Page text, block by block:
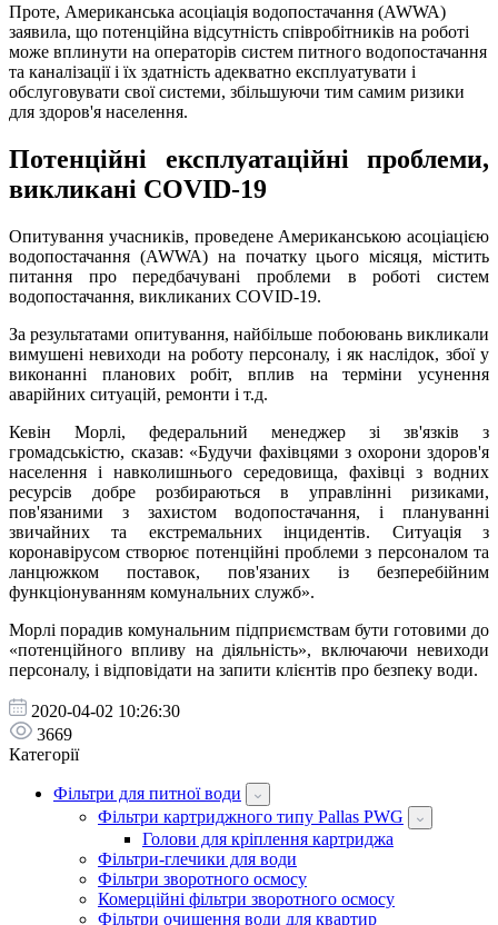
Проте, Американська асоціація водопостачання (AWWA)
заявила, що потенційна відсутність співробітників на роботі
може вплинути на операторів систем питного водопостачання
та каналізації і їх здатність адекватно експлуатувати і
обслуговувати свої системи, збільшуючи тим самим ризики
для здоров'я населення.
Потенційні експлуатаційні проблеми,
викликані COVID-19
Опитування учасників, проведене Американською асоціацією
водопостачання (AWWA) на початку цього місяця, містить
питання про передбачувані проблеми в роботі систем
водопостачання, викликаних COVID-19.
За результатами опитування, найбільше побоювань викликали
вимушені невиходи на роботу персоналу, і як наслідок, збої у
виконанні планових робіт, вплив на терміни усунення
аварійних ситуацій, ремонти і т.д.
Кевін Морлі, федеральний менеджер зі зв'язків з
громадськістю, сказав: «Будучи фахівцями з охорони здоров'я
населення і навколишнього середовища, фахівці з водних
ресурсів добре розбираються в управлінні ризиками,
пов'язаними з захистом водопостачання, і плануванні
звичайних та екстремальних інцидентів. Ситуація з
коронавірусом створює потенційні проблеми з персоналом та
ланцюжком поставок, пов'язаних із безперебійним
функціонуванням комунальних служб».
Морлі порадив комунальним підприємствам бути готовими до
«потенційного впливу на діяльність», включаючи невиходи
персоналу, і відповідати на запити клієнтів про безпеку води.
2020-04-02 10:26:30
3669
Категорії
Фільтри для питної води
Фільтри картриджного типу Pallas PWG
Голови для кріплення картриджа
Фільтри-глечики для води
Фільтри зворотного осмосу
Комерційні фільтри зворотного осмосу
Фільтри очищення води для квартир